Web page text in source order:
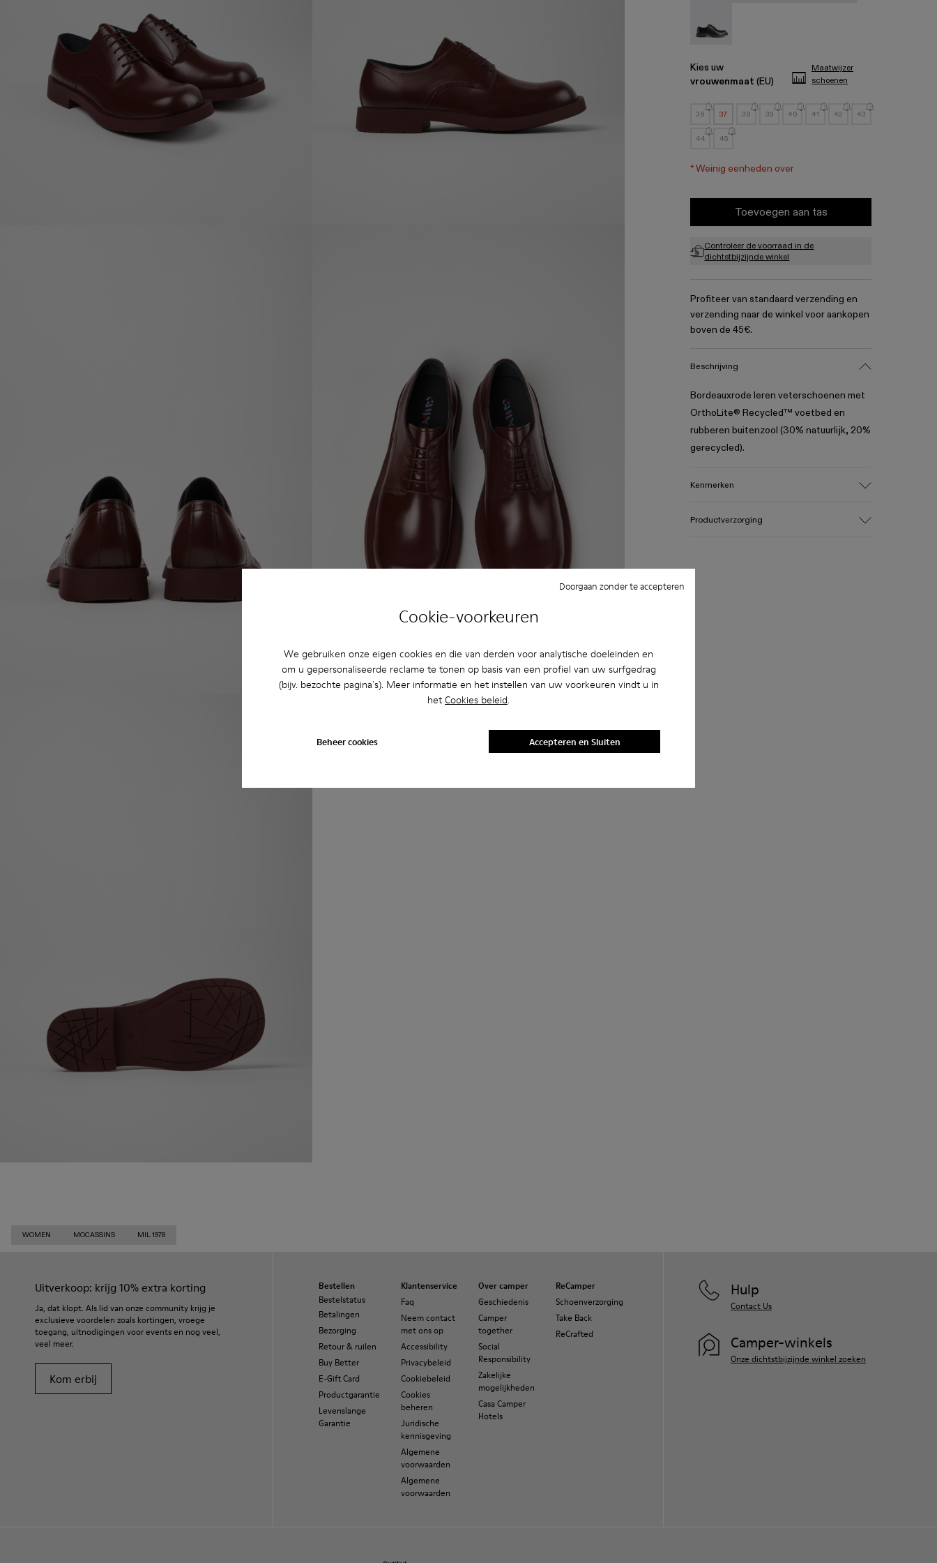
Cookie-voorkeuren
We gebruiken onze eigen cookies en die van derden voor analytische doeleinden en
om u gepersonaliseerde reclame te tonen op basis van een profiel van uw surfgedrag
(bijv. bezochte pagina's). Meer informatie en het instellen van uw voorkeuren vindt u in
het Cookies beleid.
Beheer cookies
Doorgaan zonder te accepteren
Accepteren en Sluiten
Kies uw
vrouwenmaat (EU)
Maatwijzer
schoenen
36 37 38 39 40 41 42 43
44 45
*Weinig eenheden over
Toevoegen aan tas
Controleer de voorraad in de
dichtstbijzijnde winkel
Profiteer van standaard verzending en
verzending naar de winkel voor aankopen
boven de 45€.
Beschrijving
Bordeauxrode leren veterschoenen met
OrthoLite® Recycled™ voetbed en
rubberen buitenzool (30% natuurlijk, 20%
gerecycled).
Kenmerken
100% leer (LWG gold gecertificeerd)
Productverzorging
WOMEN MOCASSINS MIL 1978
Uitverkoop: krijg 10% extra korting
Ja, dat klopt. Als lid van onze community krijg je
exclusieve voordelen zoals kortingen, vroege
toegang, uitnodigingen voor events en nog veel,
veel meer.
Kom erbij
Bestellen
Bestelstatus
Betalingen
Bezorging
Retour & ruilen
Buy Better
E-Gift Card
Productgarantie
Levenslange
Garantie
Klantenservice
Faq
Neem contact
met ons op
Accessibility
Privacybeleid
Cookiebeleid
Cookies
beheren
Juridische
kennisgeving
Algemene
voorwaarden
Algemene
voorwaarden
Over camper
Geschiedenis
Camper
together
Social
Responsibility
Zakelijke
mogelijkheden
Casa Camper
Hotels
ReCamper
Schoenverzorging
Take Back
ReCrafted
Hulp
Contact Us
Camper-winkels
Onze dichtstbijzijnde winkel zoeken